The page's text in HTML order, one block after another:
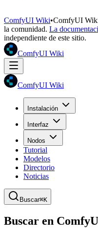
ComfyUI Wiki•ComfyUI
la comunidad. La
independiente de este sitio.
ComfyUI Wiki
ComfyUI Wiki
Instalación
Interfaz
Nodos
Tutorial
Modelos
Directorio
Noticias
Buscar⌘K
Buscar en